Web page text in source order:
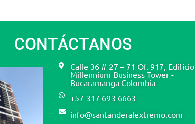
CONTÁCTANOS
Calle 36 # 27 – 71 Of. 917, Edificio
Millennium Business Tower -
Bucaramanga Colombia
+57 317 693 6663
info@santanderalextremo.com